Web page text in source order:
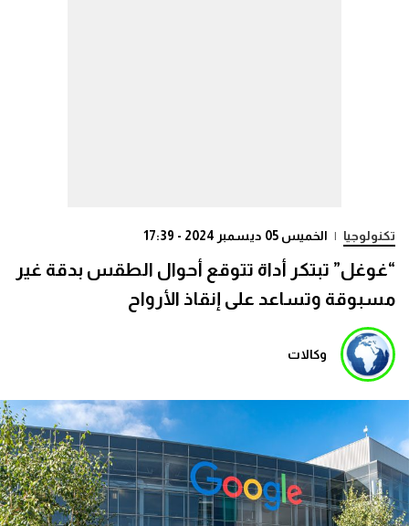
تكنولوجيا | الخميس 05 ديسمبر 2024 - 17:39
“غوغل” تبتكر أداة تتوقع أحوال الطقس بدقة غير
مسبوقة وتساعد على إنقاذ الأرواح
وكالات